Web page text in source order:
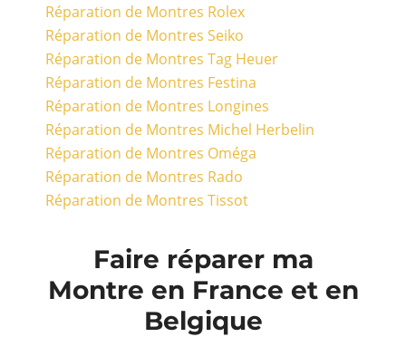
Réparation de Montres Rolex
Réparation de Montres Seiko
Réparation de Montres Tag Heuer
Réparation de Montres Festina
Réparation de Montres Longines
Réparation de Montres Michel Herbelin
Réparation de Montres Oméga
Réparation de Montres Rado
Réparation de Montres Tissot
Faire réparer ma
Montre en France et en
Belgique